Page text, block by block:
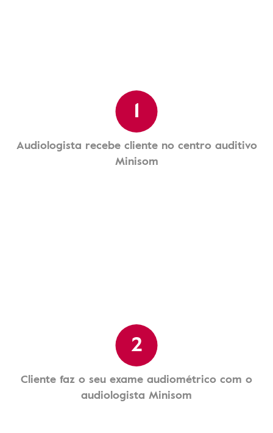
1
Audiologista recebe cliente no centro auditivo
Minisom
2
Cliente faz o seu exame audiométrico com o
audiologista Minisom